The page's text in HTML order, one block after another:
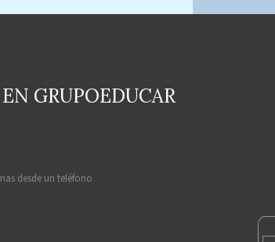
GRUPOEDUCAR
desde un teléfono